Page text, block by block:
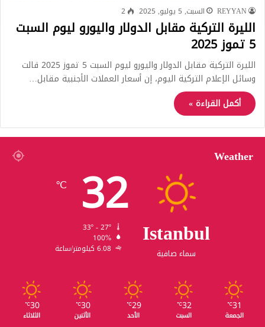
REYYAN السبت, 5 يوليو, 2025 2
الليرة التركية مقابل الدولار واليورو ليوم السبت
5 تموز 2025
الليرة التركية مقابل الدولار واليورو ليوم السبت 5 تموز 2025 قالت
وسائل الإعلام التركية اليوم، إن أسعار العملات الأجنبية مقابل…
أكمل القراءة »
Weather
Istanbul
سماء صافية
32
℃
100%
6.08 كيلومتر/ساعة
31
℃
الجمعة
32
℃
السبت
29
℃
الأحد
30
℃
الأثنين
30
℃
الثلاثاء